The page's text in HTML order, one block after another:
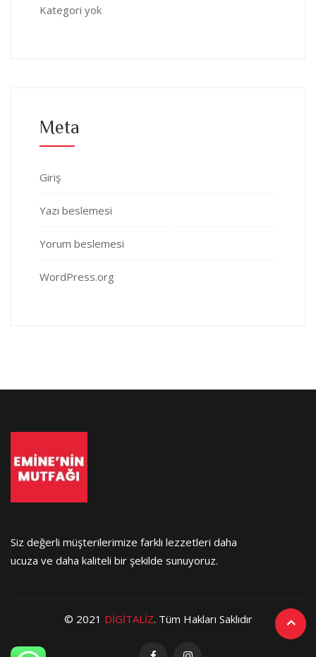
Kategori yok
Meta
Giriş
Yazı beslemesi
Yorum beslemesi
WordPress.org
Siz değerli müşterilerimize farklı lezzetleri daha
ucuza ve daha kaliteli bir şekilde sunuyoruz.
© 2021 DİGİTALİZ. Tüm Hakları Saklıdır